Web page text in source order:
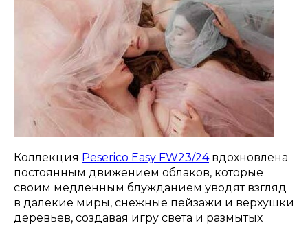
Коллекция Peserico Easy FW23/24вдохновлена
постоянным движением облаков, которые
своим медленным блужданием уводят взгляд
в далекие миры, снежные пейзажи и верхушки
деревьев, создавая игру света и размытых